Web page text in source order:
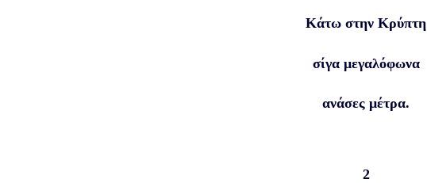
Κάτω στην Κρύπτη
σίγα μεγαλόφωνα
ανάσες μέτρα.
2